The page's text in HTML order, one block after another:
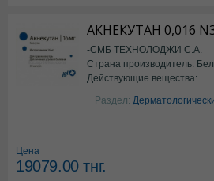
АКНЕКУТАН 0,016
-СМБ ТЕХНОЛОДЖИ С.А.
Страна производитель:
Действующие вещества:
Изотретиноин
Раздел:
Цена
19079.00тнг.